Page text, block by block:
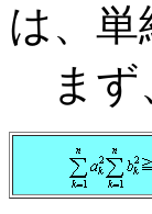
は、
まず